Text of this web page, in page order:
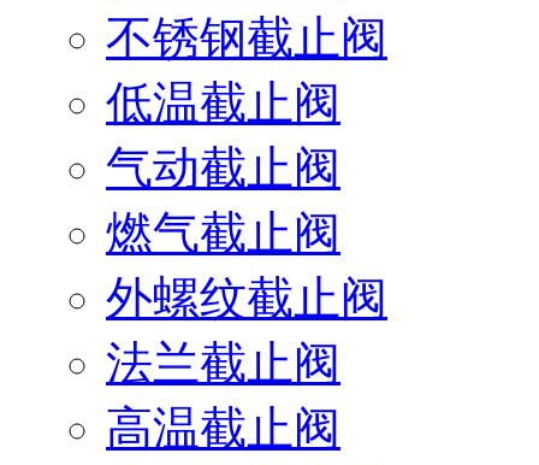
不锈钢截止阀
低温截止阀
气动截止阀
燃气截止阀
外螺纹截止阀
法兰截止阀
高温截止阀